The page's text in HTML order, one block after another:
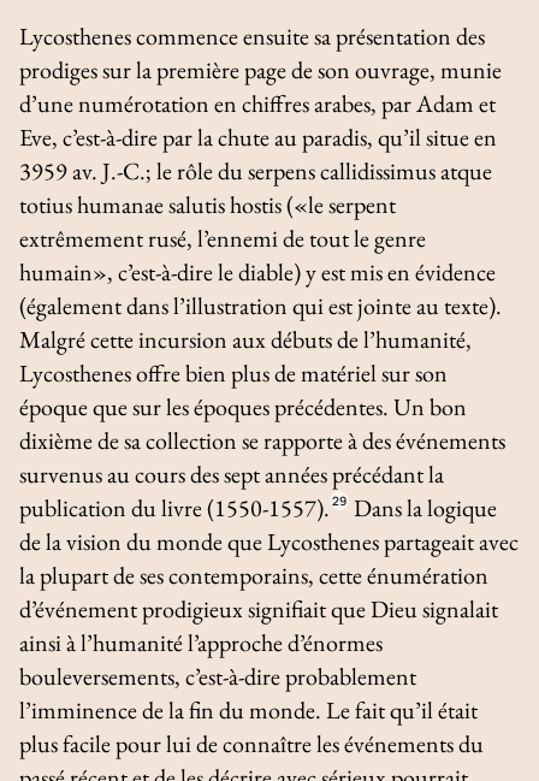
Lycosthenes commence ensuite sa présentation des
prodiges sur la première page de son ouvrage, munie
d’une numérotation en chiffres arabes, par Adam et
Eve, c’est-à-dire par la chute au paradis, qu’il situe en
3959 av. J.-C.; le rôle duserpens callidissimus atque
totius humanae salutis hostis(«le serpent
extrêmement rusé, l’ennemi de tout le genre
humain», c’est-à-dire le diable) y est mis en évidence
(également dans l’illustration qui est jointe au texte).
Malgré cette incursion aux débuts de l’humanité,
Lycosthenes offre bien plus de matériel sur son
époque que sur les époques précédentes. Un bon
dixième de sa collection se rapporte à des événements
survenus au cours des sept années précédant la
publication du livre (1550-1557). 29 Dans la logique
de la vision du monde que Lycosthenes partageait avec
la plupart de ses contemporains, cette énumération
d’événement prodigieux signifiait que Dieu signalait
ainsi à l’humanité l’approche d’énormes
bouleversements, c’est-à-dire probablement
l’imminence de la fin du monde. Le fait qu’il était
plus facile pour lui de connaître les événements du